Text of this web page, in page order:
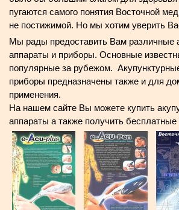
пугаются самого понятия Восточной
не постижимой. Но мы хотим уверить
Мы рады предоставить Вам различные
аппараты и приборы. Основные
популярные за рубежом.
приборы предназначены также и для
применения.
На нашем сайте Вы можете купить
аппараты а также получить бесплатные